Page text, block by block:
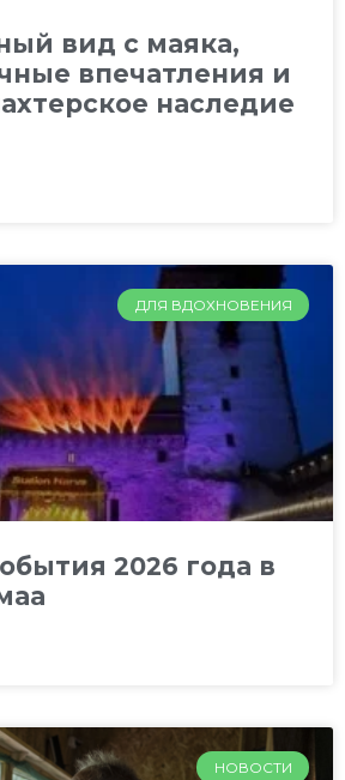
вид с маяка,
впечатления и
наследие
ДЛЯ ВДОХНОВЕНИЯ
2026 года в
НОВОСТИ